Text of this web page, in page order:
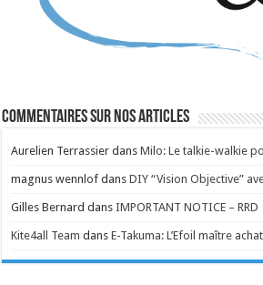
Commentaires sur nos articles
Aurelien Terrassier dansMilo: Le talkie-walkie
magnus wennlof dansDIY “Vision Objective”
Gilles Bernard dansIMPORTANT NOTICE – RRD
Kite4all Team dansE-Takuma: L’Efoil maître